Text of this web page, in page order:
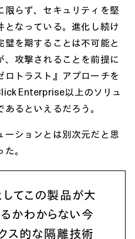
限らず、セキュリティを堅
となっている。進化し続け
璧を期することは不可能と
、攻撃されることを前提に
トラスト』アプローチを
Enterprise以上のソリュ
るといえるだろう。
ーションとは別次元だと思
。
てこの製品が大
かわからない今
ス的な隔離技術